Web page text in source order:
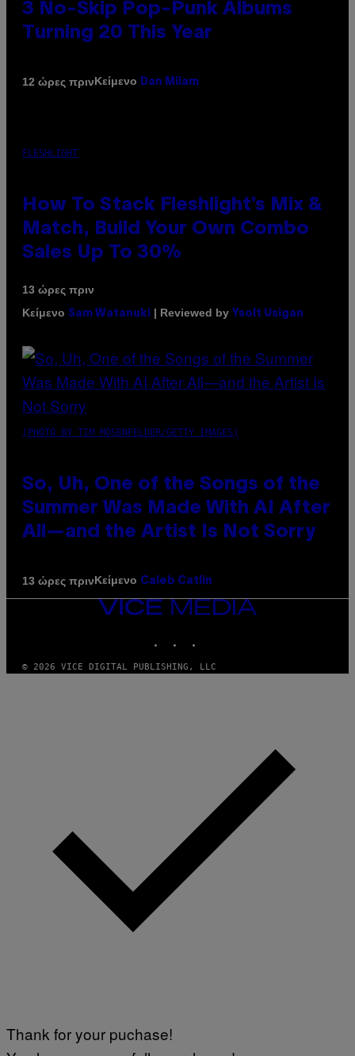
3 No-Skip Pop-Punk Albums
Turning 20 This Year
12 ώρες πρινΚείμενο Dan Milam
FLESHLIGHT
How To Stack Fleshlight’s Mix &
Match, Build Your Own Combo
Sales Up To 30%
13 ώρες πριν
Κείμενο Sam Watanuki | Reviewed by Ysolt Usigan
(PHOTO BY TIM MOSENFELDER/GETTY IMAGES)
So, Uh, One of the Songs of the
Summer Was Made With AI After
All—and the Artist Is Not Sorry
13 ώρες πρινΚείμενο Caleb Catlin
VICE
© 2026 VICE DIGITAL PUBLISHING, LLC
Thank for your puchase!